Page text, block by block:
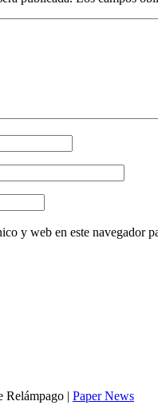
y web en este navegador
Relámpago | Paper News